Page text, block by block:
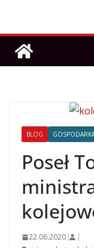
BLOG
Poseł
22.06.2020